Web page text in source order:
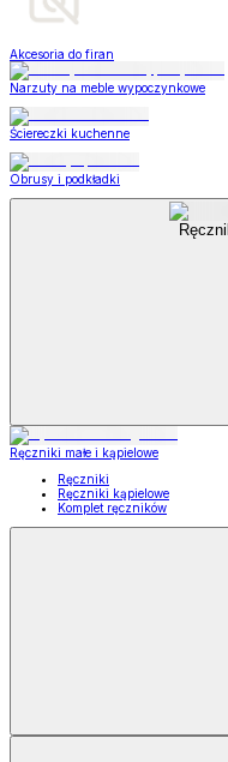
Akcesoria do firan
Narzuty na meble wypoczynkowe
Ściereczki kuchenne
Obrusy i podkładki
Ręczniki małe i kąpielowe
Ręczniki
Ręczniki kąpielowe
Komplet ręczników